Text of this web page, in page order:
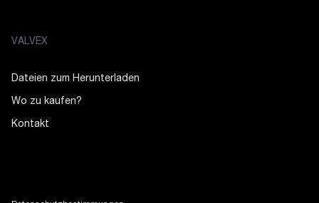
VALVEX
Dateien zum Herunterladen
Wo zu kaufen?
Kontakt